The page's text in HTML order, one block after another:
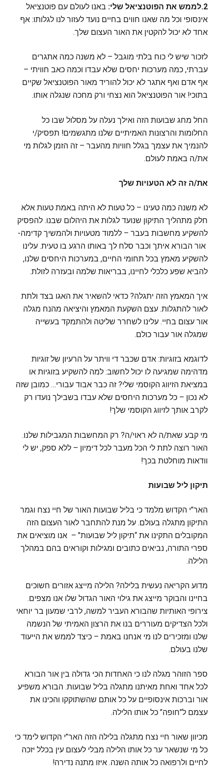
2.לממש את הפוטנציאל שלי:
באנו לעולם עם פוטנציאל
אינסופי וכל מה שאנו חווים בחיים נועד לעזור לנו לגלותו: אף
אחד לא יכול להקטין את האור העצום שלך.
לזכור שיש לי כוח בלתי מוגבל – לא משנה כמה אתגרים
עברתי, כמה מערכות יחסים שלא עבדו וכמה כאב חוויתי –
אף אדם ואף אתגר לא יכול להוריד מאור הפוטנציאל שקיים
בתוכי! אור הפוטנציאל הוא נצחי ורק מחכה שנגלה אותו.
החל מחג שבועות הזה ואילך נעלה על מסלול שבו כל
החלומות והרצונות האמיתיים שלנו מתגשמים! תפסיק/י
להנמיך את עצמך בגלל חוויות מהעבר – זה הזמן לגלות מי
את/ה באמת לעולם.
את/ה זה לא הטעויות שלך
לא משנה כמה טעינו – כל טעות לא היתה באמת טעות אלא
חלק מתהליך התיקון שנועד לגלות את היהלום שבנו. להפסיק
להשקיע מחשבות בעבר – ללמוד מטעויות ולהמשיך קדימה-
אור הבורא איתך וכבר סלח לך באותו הרגע בו טעית. עלינו
להשקיע מאמץ בכל תחומי החיים, במערכות היחסים שלנו,
להביא שפע כלכלי לחיינו, בבריאות שלמה ובעזרה לזולת.
איך המאמץ הזה יתגלה? כדאי להשאיר את האגו בצד ולתת
לאור להתגלות. עצם השקעת המאמץ והיציאה מהנח מגלה
אור עצום בחיי. עלינו לשחרר שליטה ולהתמקד בעשייה
שמגלה אור עבור כולם.
לדוגמא בזוגיות: אדם שכבר די וויתר על הרעיון של זוגיות
מדהימה שמגיעה לו יכול לחשוב: למה להשקיע בזוגיות או
במציאת הזיווג הקוסמי שלי? זה כבר אבוד עבורי… כמובן שזה
לא נכון – כל מערכות היחסים שלא עבדו בשבילך נועדו רק
לקרב אותך לזיווג הקוסמי שלך!
מי קבע שאת/ה לא ראוי/ה? רק המחשבות המגבילות שלנו.
האור רוצה לתת לי הכל מעבר לכל דימיון – ללא ספק, יש לי
וודאות מוחלטת בכך!
תיקון ליל שבועות
האר”י הקדוש מלמד כי בליל שבועות האור של חיי נצח וגמר
התיקון מתגלה בעולם. על מנת להתחבר לאור העצום הזה
המקובלים התקינו את “תיקון ליל שבועות” – אנו מוציאים את
ספרי התורה, נביאים כתובים ומגילות וקוראים בהם במהלך
הלילה.
מדוע הקריאה נעשית בלילה? הלילה מייצג אזורים חשוכים
בחיינו והבוקר מייצג את גילוי האור הגדול שלו אנו מצפים.
צירופי האותיות שהבורא העביר למשה, לרבי שמעון בר יוחאי
ולכל הצדיקים מעוררים בנו את הרצון האמיתי של הנשמה
שלנו ומזכירים לנו מי אנחנו באמת – כיצד לממש את הייעוד
שלנו בעולם.
ספר הזוהר מגלה לנו כי האחדות הכי גדולה בין אור הבורא
לכל אחד ואחת מאיתנו מתגלה בליל שבועות. הבורא משפיע
אור וברכות אינסופיים על כל אותם שהשתוקקו והכינו את
עצמם ל”חופה” כל אותו הלילה.
מכיוון שאור חיי נצח מתגלה בלילה הזה האר”י הקדוש לימד כי
כל מי שנשאר ער כל אותו הלילה מבלי לעצום עין בכלל יזכה
לחיים ולרפואה כל אותה השנה. איזו מתנה נדירה!